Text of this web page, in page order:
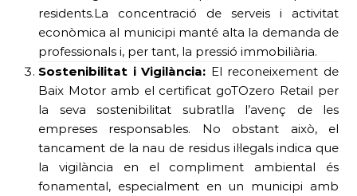
residents.La concentració de serveis i activitat
econòmica al municipi manté alta la demanda de
professionals i, per tant, la pressió immobiliària.
Sostenibilitat i Vigilància: El reconeixement de
Baix Motor amb el certificat goTOzero Retail per
la seva sostenibilitat subratlla l’avenç de les
empreses responsables. No obstant això, el
tancament de la nau de residus il·legals indica que
la vigilància en el compliment ambiental és
fonamental, especialment en un municipi amb